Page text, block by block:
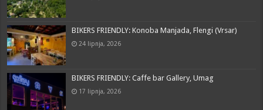
BIKERS FRIENDLY: Konoba Manjada, Flengi (Vrsar)
24 lipnja, 2026
BIKERS FRIENDLY: Caffe bar Gallery, Umag
17 lipnja, 2026